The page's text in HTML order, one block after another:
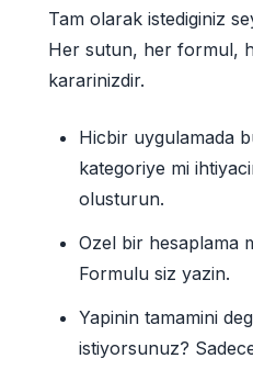
Tam olarak istediginiz
Her sutun, her formul,
kararinizdir.
Hicbir uygulamada
kategoriye mi
olusturun.
Ozel bir hesaplama
Formulu siz yazin.
Yapinin tamamini
istiyorsunuz?